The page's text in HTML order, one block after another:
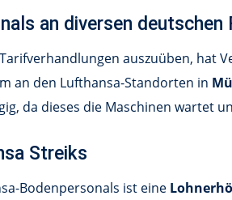
an diversen deutschen
auszuüben, hat
an den Lufthansa-Standorten in
da dieses die Maschinen wartet
Streiks
Bodenpersonals ist eine